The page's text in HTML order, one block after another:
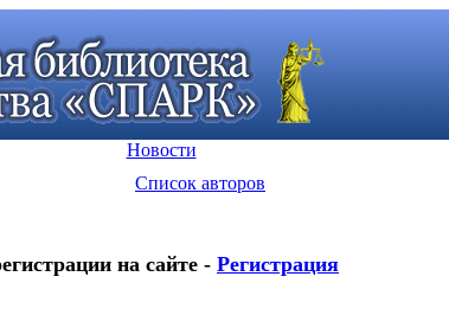
Новости
Список авторов
на сайте - Регистрация